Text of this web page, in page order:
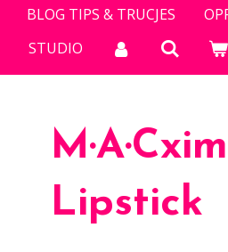
BLOG TIPS & TRUCJES
STUDIO
Lipstick